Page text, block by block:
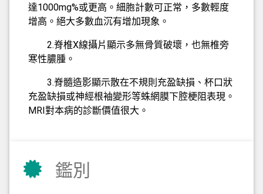
達1000mg%或更高。細胞計數可正常，多數輕度
增高。絕大多數血沉有增加現象。
2.脊椎X線攝片顯示多無骨質破壞，也無椎旁
寒性膿腫。
3.脊髓造影顯示散在不規則充盈缺損、杯口狀
充盈缺損或神經根袖變形等蛛網膜下腔梗阻表現。
MRI對本病的診斷價值很大。
鑑別